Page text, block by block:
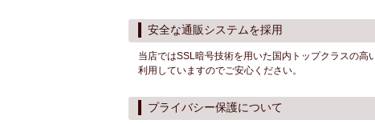
安全な通販システムを採用
当店ではSSL暗号技術を用いた国内トップクラスの高
利用していますのでご安心ください。
プライバシー保護について